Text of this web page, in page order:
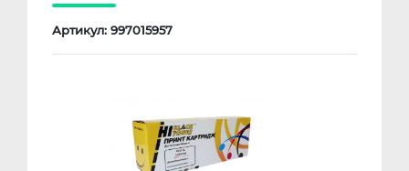
Артикул: 997015957